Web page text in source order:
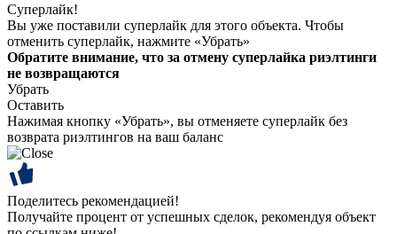
Суперлайк!
Вы уже поставили суперлайк для этого объекта. Чтобы
отменить суперлайк, нажмите «Убрать»
Обратите внимание, что за отмену суперлайка риэлтинги
не возвращаются
Убрать
Оставить
Нажимая кнопку «Убрать», вы отменяете суперлайк без
возврата риэлтингов на ваш баланс
Поделитесь рекомендацией!
Получайте процент от успешных сделок, рекомендуя объект